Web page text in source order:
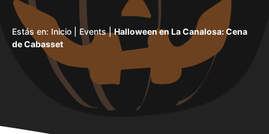
Estás en: Inicio Events|Halloween en La Canalosa: Cena
de Cabasset